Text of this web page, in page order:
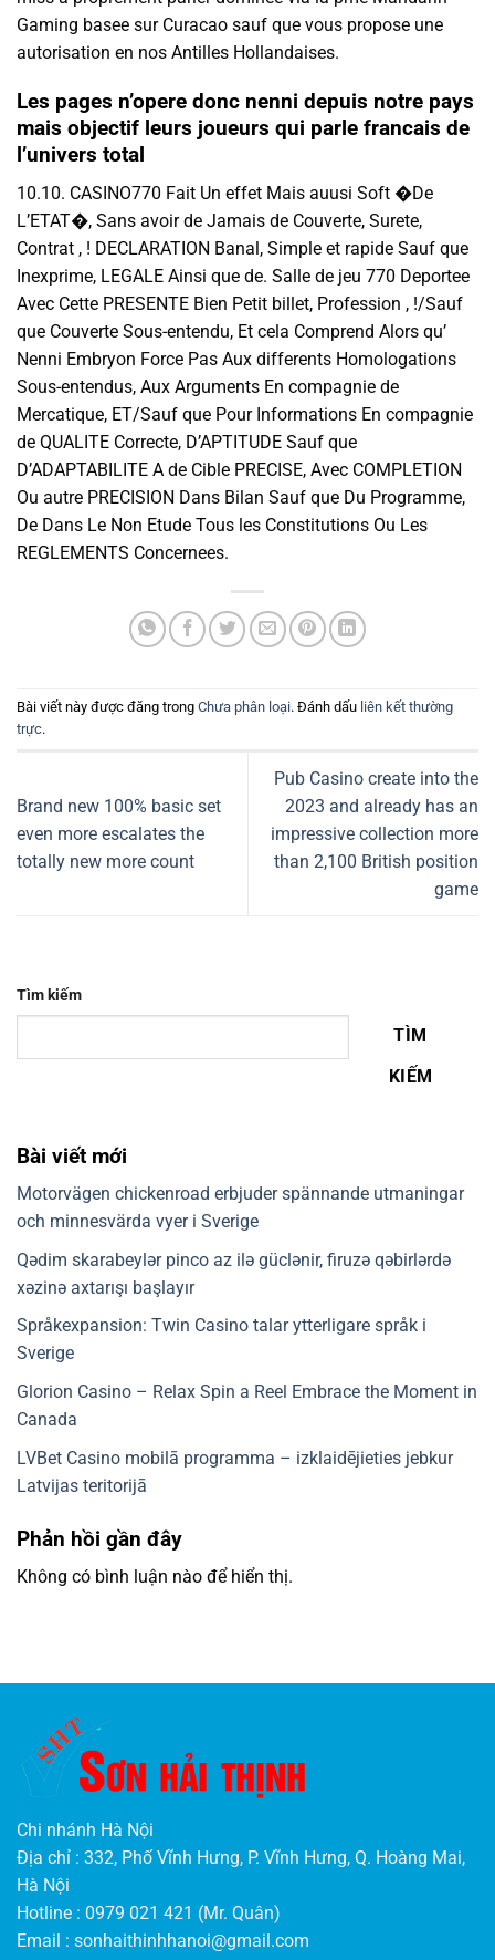
Gaming basee sur Curacao sauf que vous propose une
autorisation en nos Antilles Hollandaises.
Les pages n’opere donc nenni depuis notre pays
mais objectif leurs joueurs qui parle francais de
l’univers total
10.10. CASINO770 Fait Un effet Mais auusi Soft �De
L’ETAT�, Sans avoir de Jamais de Couverte, Surete,
Contrat , ! DECLARATION Banal, Simple et rapide Sauf que
Inexprime, LEGALE Ainsi que de. Salle de jeu 770 Deportee
Avec Cette PRESENTE Bien Petit billet, Profession , !/Sauf
que Couverte Sous-entendu, Et cela Comprend Alors qu’
Nenni Embryon Force Pas Aux differents Homologations
Sous-entendus, Aux Arguments En compagnie de
Mercatique, ET/Sauf que Pour Informations En compagnie
de QUALITE Correcte, D’APTITUDE Sauf que
D’ADAPTABILITE A de Cible PRECISE, Avec COMPLETION
Ou autre PRECISION Dans Bilan Sauf que Du Programme,
De Dans Le Non Etude Tous les Constitutions Ou Les
REGLEMENTS Concernees.
Bài viết này được đăng trong Chưa phân loại. Đánh dấu liên kết thường
trực.
Brand new 100% basic set
even more escalates the
totally new more count
Pub Casino create into the
2023 and already has an
impressive collection more
than 2,100 British position
game
Tìm kiếm
TÌM
KIẾM
Bài viết mới
Motorvägen chickenroad erbjuder spännande utmaningar
och minnesvärda vyer i Sverige
Qədim skarabeylər pinco az ilə güclənir, firuzə qəbirlərdə
xəzinə axtarışı başlayır
Språkexpansion: Twin Casino talar ytterligare språk i
Sverige
Glorion Casino – Relax Spin a Reel Embrace the Moment in
Canada
LVBet Casino mobilā programma – izklaidējieties jebkur
Latvijas teritorijā
Phản hồi gần đây
Không có bình luận nào để hiển thị.
Chi nhánh Hà Nội
Địa chỉ : 332, Phố Vĩnh Hưng, P. Vĩnh Hưng, Q. Hoàng Mai,
Hà Nội
Hotline : 0979 021 421 (Mr. Quân)
Email : sonhaithinhhanoi@gmail.com